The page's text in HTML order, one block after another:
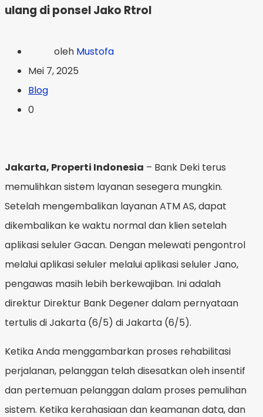
ulang di ponsel Jako Rtrol
oleh Mustofa
Mei 7, 2025
Blog
0
Jakarta, Properti Indonesia – Bank Deki terus
memulihkan sistem layanan sesegera mungkin.
Setelah mengembalikan layanan ATM AS, dapat
dikembalikan ke waktu normal dan klien setelah
aplikasi seluler Gacan. Dengan melewati pengontrol
melalui aplikasi seluler melalui aplikasi seluler Jano,
pengawas masih lebih berkewajiban. Ini adalah
direktur Direktur Bank Degener dalam pernyataan
tertulis di Jakarta (6/5) di Jakarta (6/5).
Ketika Anda menggambarkan proses rehabilitasi
perjalanan, pelanggan telah disesatkan oleh insentif
dan pertemuan pelanggan dalam proses pemulihan
sistem. Ketika kerahasiaan dan keamanan data, dan